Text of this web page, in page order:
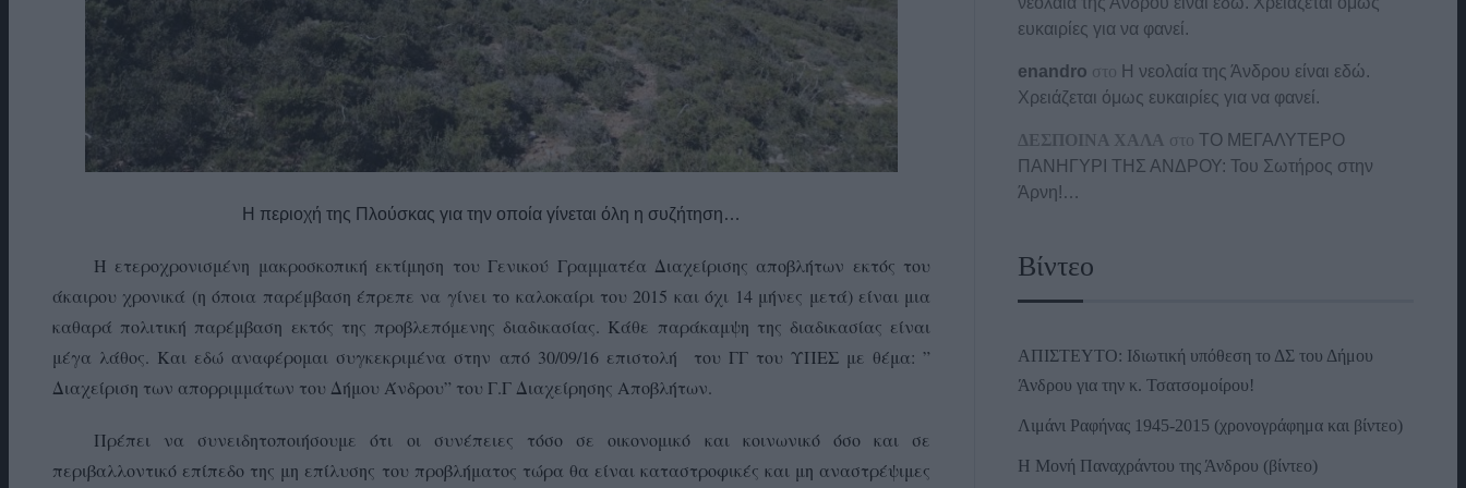
Η περιοχή της Πλούσκας για την οποία γίνεται όλη η συζήτηση…
Η ετεροχρονισμένη μακροσκοπική εκτίμηση του Γενικού Γραμματέα Διαχείρισης αποβλήτων εκτός του
άκαιρου χρονικά (η όποια παρέμβαση έπρεπε να γίνει το καλοκαίρι του 2015 και όχι 14 μήνες μετά) είναι μια
καθαρά πολιτική παρέμβαση εκτός της προβλεπόμενης διαδικασίας. Κάθε παράκαμψη της διαδικασίας είναι
μέγα λάθος. Και εδώ αναφέρομαι συγκεκριμένα στην από 30/09/16 επιστολή του ΓΓ του ΥΠΕΣ με θέμα: ”
Διαχείριση των απορριμμάτων του Δήμου Άνδρου” του Γ.Γ Διαχείρησης Αποβλήτων.
Πρέπει να συνειδητοποιήσουμε ότι οι συνέπειες τόσο σε οικονομικό και κοινωνικό όσο και σε
περιβαλλοντικό επίπεδο της μη επίλυσης του προβλήματος τώρα θα είναι καταστροφικές και μη αναστρέψιμες
ευκαιρίες για να φανεί.
enandro στο Η νεολαία της Άνδρου είναι εδώ.
Χρειάζεται όμως ευκαιρίες για να φανεί.
ΔΕΣΠΟΙΝΑ ΧΑΛΑ στοΤΟ ΜΕΓΑΛΥΤΕΡΟ
ΠΑΝΗΓΥΡΙ ΤΗΣ ΑΝΔΡΟΥ: Του Σωτήρος στην
Άρνη!…
Βίντεο
ΑΠΙΣΤΕΥΤΟ: Ιδιωτική υπόθεση το ΔΣ του Δήμου
Άνδρου για την κ. Τσατσομοίρου!
Λιμάνι Ραφήνας 1945-2015 (χρονογράφημα και βίντεο)
Η Μονή Παναχράντου της Άνδρου (βίντεο)